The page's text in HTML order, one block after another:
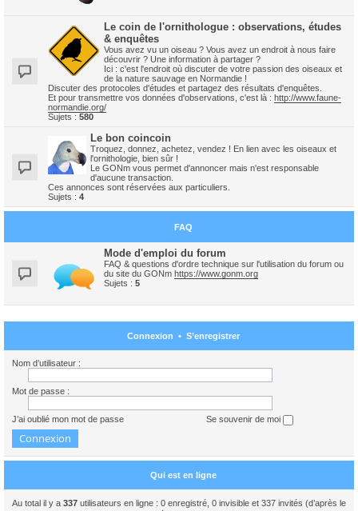
Le coin de l'ornithologue : observations, études
& enquêtes
Vous avez vu un oiseau ? Vous avez un endroit à nous faire
découvrir ? Une information à partager ?
Ici : c'est l'endroit où discuter de votre passion des oiseaux et
de la nature sauvage en Normandie !
Discuter des protocoles d'études et partagez des résultats d'enquêtes.
Et pour transmettre vos données d'observations, c'est là : http://www.faune-
normandie.org/
Sujets : 580
Le bon coincoin
Troquez, donnez, achetez, vendez ! En lien avec les oiseaux et
l'ornithologie, bien sûr !
Le GONm vous permet d'annoncer mais n'est responsable
d'aucune transaction.
Ces annonces sont réservées aux particuliers.
Sujets : 4
FAQ
Mode d'emploi du forum
FAQ & questions d'ordre technique sur l'utilisation du forum ou
du site du GONm https://www.gonm.org
Sujets : 5
Connexion • S’enregistrer
Nom d’utilisateur :
Mot de passe :
J’ai oublié mon mot de passe Se souvenir de moi
Qui est en ligne
Au total il y a 337 utilisateurs en ligne : 0 enregistré, 0 invisible et 337 invités (d’après le